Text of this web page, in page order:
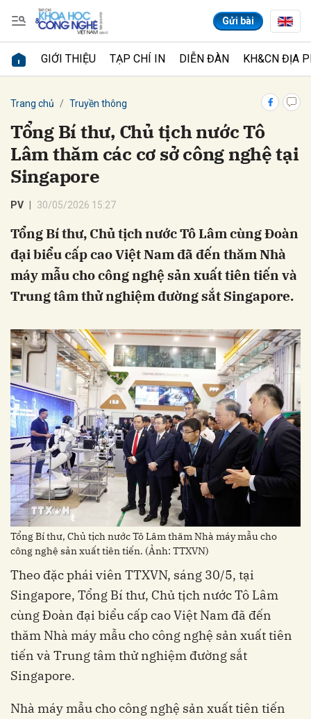
Gửi bài
GIỚI THIỆU TẠP CHÍ IN DIỄN ĐÀN KH&CN ĐỊA
Trang chủ Truyền thông
Tổng Bí thư, Chủ tịch nước Tô
Lâm thăm các cơ sở công nghệ tại
Singapore
PV 30/05/2026 15:27
Tổng Bí thư, Chủ tịch nước Tô Lâm cùng Đoàn
đại biểu cấp cao Việt Nam đã đến thăm Nhà
máy mẫu cho công nghệ sản xuất tiên tiến và
Trung tâm thử nghiệm đường sắt Singapore.
Tổng Bí thư, Chủ tịch nước Tô Lâm thăm Nhà máy mẫu cho
công nghệ sản xuất tiên tiến. (Ảnh: TTXVN)
Theo đặc phái viên TTXVN, sáng 30/5, tại
Singapore, Tổng Bí thư, Chủ tịch nước Tô Lâm
cùng Đoàn đại biểu cấp cao Việt Nam đã đến
thăm Nhà máy mẫu cho công nghệ sản xuất tiên
tiến và Trung tâm thử nghiệm đường sắt
Singapore.
Nhà máy mẫu cho công nghệ sản xuất tiên tiến
Gửi bình luận
Hủy Gửi